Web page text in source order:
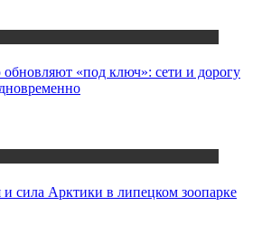
«под ключ»: сети и дорогу
и сила Арктики в липецком зоопарке